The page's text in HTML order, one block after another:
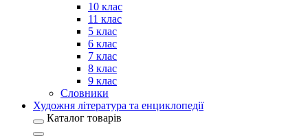
10 клас
11 клас
5 клас
6 клас
7 клас
8 клас
9 клас
Словники
Художня література та енциклопедії
Каталог товарів